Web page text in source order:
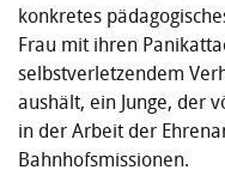
konkretes
Frau mit ihren
selbstverletzendem
aushält, ein Junge, der
in der Arbeit der
Bahnhofsmissionen.